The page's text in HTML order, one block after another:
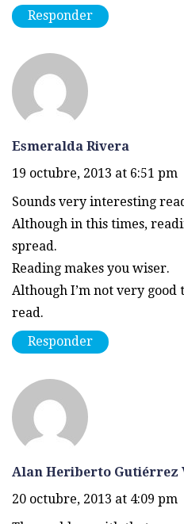
Responder
Esmeralda Rivera
19 octubre, 2013 at 6:51 pm
Sounds very interesting
Although in this times,
spread.
Reading makes you wiser.
Although I’m not very
read.
Responder
Alan Heriberto Gutiérrez
20 octubre, 2013 at 4:09 pm